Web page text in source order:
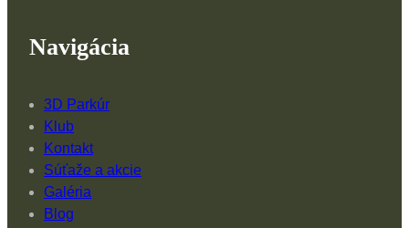
Navigácia
3D Parkúr
Klub
Kontakt
Súťaže a akcie
Galéria
Blog